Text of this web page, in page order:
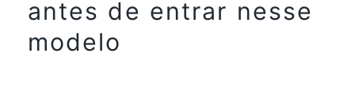
antes de entrar nesse
modelo